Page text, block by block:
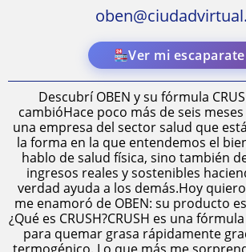
Ver mi escaparate
Descubrí OBEN y su fórmula
cambióHace poco más de seis
una empresa del sector salud que
la forma en la que entendemos el
hablo de salud física, sino también
ingresos reales y sostenibles
verdad ayuda a los demás.Hoy
me enamoró de OBEN: su producto
¿Qué es CRUSH?CRUSH es una
para quemar grasa rápidamente